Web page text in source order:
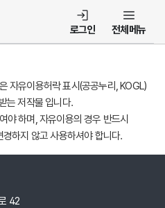
로그인 전체메뉴
자유이용허락 표시(공공누리, KOGL)
는 저작물 입니다.
야 하며, 자유이용의 경우 반드시
하지 않고 사용하셔야 합니다.
42